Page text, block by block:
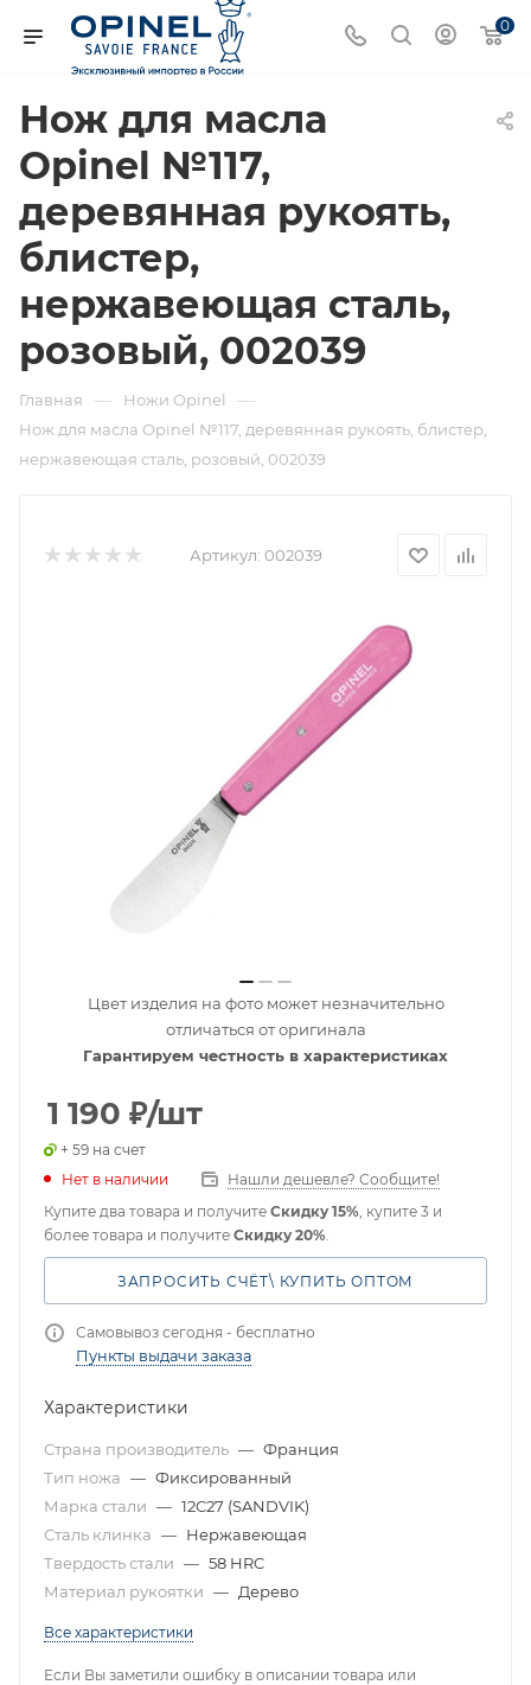
0
Нож для масла
Opinel №117,
деревянная рукоять,
блистер,
нержавеющая сталь,
розовый, 002039
Главная — Ножи Opinel —
Нож для масла Opinel №117, деревянная рукоять, блистер,
нержавеющая сталь, розовый, 002039
Артикул: 002039
Цвет изделия на фото может незначительно
отличаться от оригинала
Гарантируем честность в характеристиках
1 190 ₽/шт
+ 59 на счет
Нет в наличии
Нашли дешевле? Сообщите!
Купите два товара и получите Скидку 15%, купите 3 и
более товара и получите Скидку 20%.
ЗАПРОСИТЬ СЧЁТ\ КУПИТЬ ОПТОМ
Самовывоз сегодня - бесплатно
Пункты выдачи заказа
Характеристики
Страна производитель — Франция
Тип ножа — Фиксированный
Марка стали — 12C27 (SANDVIK)
Сталь клинка — Нержавеющая
Твердость стали — 58 HRC
Материал рукоятки — Дерево
Все характеристики
Если Вы заметили ошибку в описании товара или